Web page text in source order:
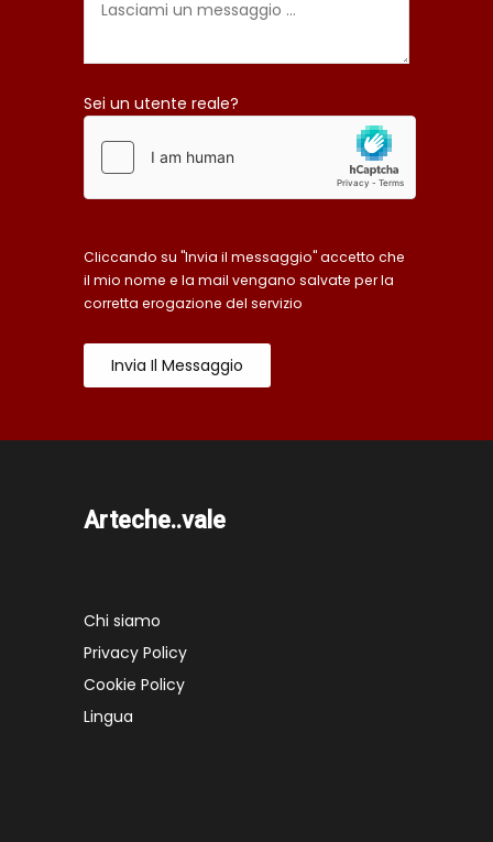
Sei un utente reale?
Cliccando su "Invia il messaggio" accetto che
il mio nome e la mail vengano salvate per la
corretta erogazione del servizio
Invia Il Messaggio
Arteche..vale
Chi siamo
Privacy Policy
Cookie Policy
Lingua